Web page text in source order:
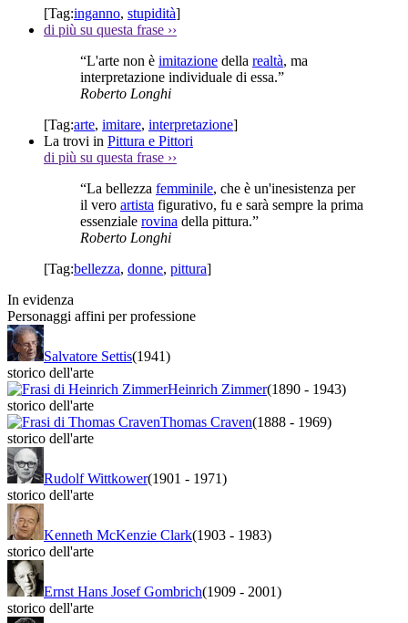
[Tag:inganno, stupidità]
di più su questa frase ››
“L'arte non è imitazione della realtà, ma
interpretazione individuale di essa.”
Roberto Longhi
[Tag:arte, imitare, interpretazione]
La trovi in Pittura e Pittori
di più su questa frase ››
“La bellezza femminile, che è un'inesistenza per
il vero artista figurativo, fu e sarà sempre la prima
essenziale rovina della pittura.”
Roberto Longhi
[Tag:bellezza, donne, pittura]
In evidenza
Personaggi affini per professione
Salvatore Settis(1941)
storico dell'arte
Heinrich Zimmer(1890 - 1943)
storico dell'arte
Thomas Craven(1888 - 1969)
storico dell'arte
Rudolf Wittkower(1901 - 1971)
storico dell'arte
Kenneth McKenzie Clark(1903 - 1983)
storico dell'arte
Ernst Hans Josef Gombrich(1909 - 2001)
storico dell'arte